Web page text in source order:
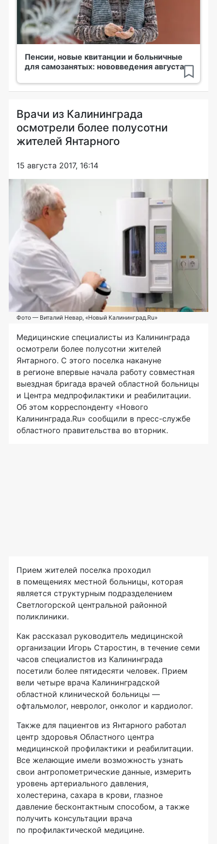
Пенсии, новые квитанции и больничные
для самозанятых: нововведения августа
Врачи из Калининграда
осмотрели более полусотни
жителей Янтарного
15 августа 2017, 16:14
Фото — Виталий Невар, «Новый Калининград.Ru»
Медицинские специалисты из Калининграда
осмотрели более полусотни жителей
Янтарного. С этого поселка накануне
в регионе впервые начала работу совместная
выездная бригада врачей областной больницы
и Центра медпрофилактики и реабилитации.
Об этом корреспонденту «Нового
Калининграда.Ru» сообщили в пресс-службе
областного правительства во вторник.
Прием жителей поселка проходил
в помещениях местной больницы, которая
является структурным подразделением
Светлогорской центральной районной
поликлиники.
Как рассказал руководитель медицинской
организации Игорь Старостин, в течение семи
часов специалистов из Калининграда
посетили более пятидесяти человек. Прием
вели четыре врача Калининградской
областной клинической больницы —
офтальмолог, невролог, онколог и кардиолог.
Также для пациентов из Янтарного работал
центр здоровья Областного центра
медицинской профилактики и реабилитации.
Все желающие имели возможность узнать
свои антропометрические данные, измерить
уровень артериального давления,
холестерина, сахара в крови, глазное
давление бесконтактным способом, а также
получить консультации врача
по профилактической медицине.